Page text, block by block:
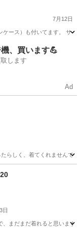
7月12日
ース）も付いてます。 サ
フケース
、買います💪
します
Ad
らしく、着てくれませんで
日
まだまだ着れると思います！